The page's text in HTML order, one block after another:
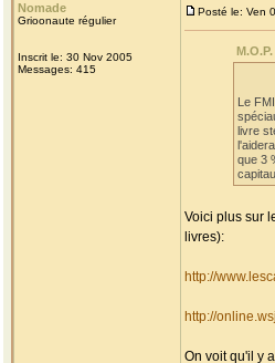
Nomade
Grioonaute régulier
Inscrit le: 30 Nov 2005
Messages: 415
Posté le: Ven
Le
livre
que 3
Voici plus sur
livres):
http://
http://
On voit qu'il y